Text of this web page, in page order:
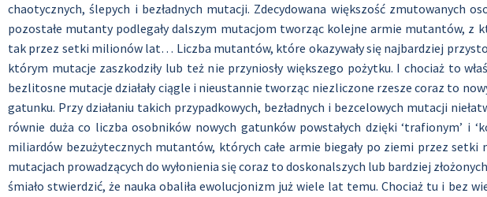
chaotycznych, ślepych i bezładnych mutacji. Zdecydowana większość zmutowanych
pozostałe mutanty podlegały dalszym mutacjom tworząc kolejne armie mutantów,
tak przez setki milionów lat… Liczba mutantów, które okazywały się najbardziej
którym mutacje zaszkodziły lub też nie przyniosły większego pożytku. I chociaż to
bezlitosne mutacje działały ciągle i nieustannie tworząc niezliczone rzesze coraz to
gatunku. Przy działaniu takich przypadkowych, bezładnych i bezcelowych mutacji
równie duża co liczba osobników nowych gatunków powstałych dzięki ‘trafionym’ i
miliardów bezużytecznych mutantów, których całe armie biegały po ziemi przez
mutacjach prowadzących do wyłonienia się coraz to doskonalszych lub bardziej
śmiało stwierdzić, że nauka obaliła ewolucjonizm już wiele lat temu. Chociaż tu i bez